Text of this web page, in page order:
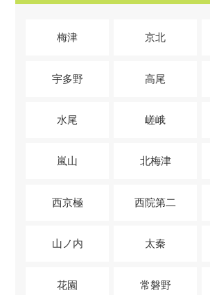
梅津 京北
宇多野 高尾
水尾 嵯峨
嵐山 北梅津
西京極 西院第二
山ノ内 太秦
花園 常磐野